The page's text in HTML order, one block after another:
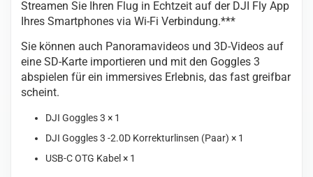
Streamen Sie Ihren Flug in Echtzeit auf der DJI Fly App
Ihres Smartphones via Wi-Fi Verbindung.***
Sie können auch Panoramavideos und 3D-Videos auf
eine SD-Karte importieren und mit den Goggles 3
abspielen für ein immersives Erlebnis, das fast greifbar
scheint.
DJI Goggles 3 × 1
DJI Goggles 3 -2.0D Korrekturlinsen (Paar) × 1
USB-C OTG Kabel × 1